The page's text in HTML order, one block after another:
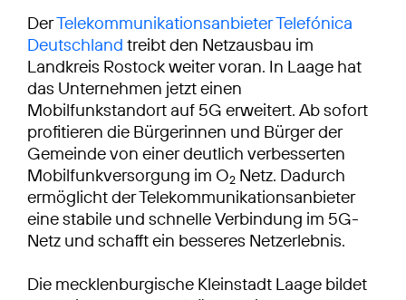
DerTelekommunikationsanbieter Telefónica
Deutschland treibt den Netzausbau im
Landkreis Rostock weiter voran. In Laage hat
das Unternehmen jetzt einen
Mobilfunkstandort auf 5G erweitert. Ab sofort
profitieren die Bürgerinnen und Bürger der
Gemeinde von einer deutlich verbesserten
Mobilfunkversorgung im O2 Netz. Dadurch
ermöglicht der Telekommuni­kationsanbieter
eine stabile und schnelle Verbindung im 5G-
Netz und schafft ein besseres Netzerlebnis.
Die mecklenburgische Kleinstadt Laage bildet